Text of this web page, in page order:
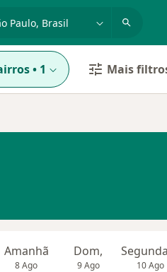
• 1 Mais
Amanhã
8 Ago
Dom,
9 Ago 10 Ago